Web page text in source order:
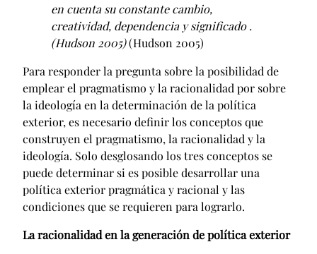
en cuenta su constante cambio,
creatividad, dependencia y significado .
(Hudson 2005)(Hudson 2005)
Para responder la pregunta sobre la posibilidad de
emplear el pragmatismo y la racionalidad por sobre
la ideología en la determinación de la política
exterior, es necesario definir los conceptos que
construyen el pragmatismo, la racionalidad y la
ideología. Solo desglosando los tres conceptos se
puede determinar si es posible desarrollar una
política exterior pragmática y racional y las
condiciones que se requieren para lograrlo.
La racionalidad en la generación de política exterior